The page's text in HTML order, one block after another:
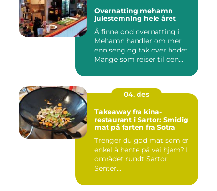
Overnatting mehamn
julestemning hele året
Å finne god overnatting i
Mehamn handler om mer
enn seng og tak over hodet.
Mange som reiser til den...
04. des
Takeaway fra kina-
restaurant i Sartor: Smidig
mat på farten fra Sotra
Trenger du god mat som er
enkel å hente på vei hjem? I
området rundt Sartor
Senter...